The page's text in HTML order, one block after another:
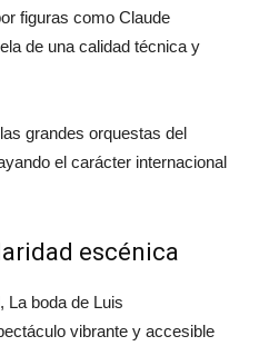
figuras como Claude
de una calidad técnica y
grandes orquestas del
el carácter internacional
escénica
La boda de Luis
vibrante y accesible